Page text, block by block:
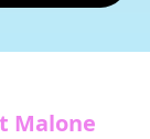
Malone